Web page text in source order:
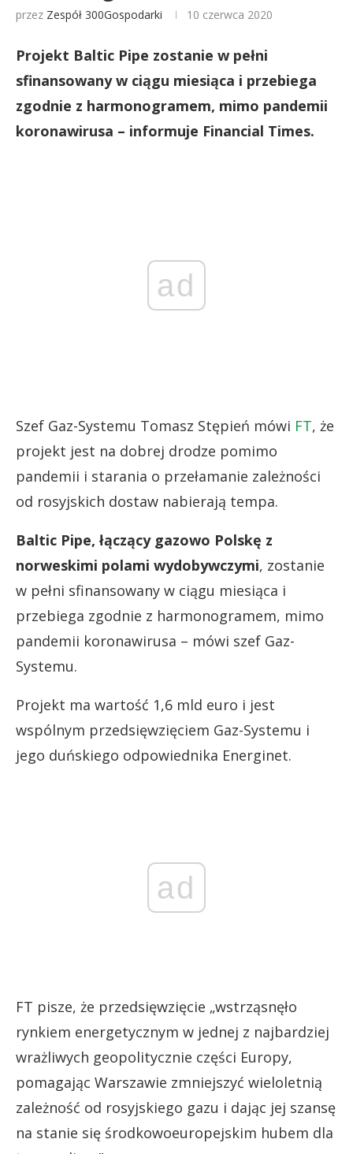
przez Zespół 300Gospodarki 10 czerwca 2020
Projekt Baltic Pipe zostanie w pełni
sfinansowany w ciągu miesiąca i przebiega
zgodnie z harmonogramem, mimo pandemii
koronawirusa – informuje Financial Times.
ad
Szef Gaz-Systemu Tomasz Stępień mówi FT, że
projekt jest na dobrej drodze pomimo
pandemii i starania o przełamanie zależności
od rosyjskich dostaw nabierają tempa.
Baltic Pipe, łączący gazowo Polskę z
norweskimi polami wydobywczymi, zostanie
w pełni sfinansowany w ciągu miesiąca i
przebiega zgodnie z harmonogramem, mimo
pandemii koronawirusa – mówi szef Gaz-
Systemu.
Projekt ma wartość 1,6 mld euro i jest
wspólnym przedsięwzięciem Gaz-Systemu i
jego duńskiego odpowiednika Energinet.
ad
FT pisze, że przedsięwzięcie „wstrząsnęło
rynkiem energetycznym w jednej z najbardziej
wrażliwych geopolitycznie części Europy,
pomagając Warszawie zmniejszyć wieloletnią
zależność od rosyjskiego gazu i dając jej szansę
na stanie się środkowoeuropejskim hubem dla